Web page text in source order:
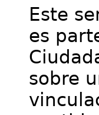
Este
es
sobre